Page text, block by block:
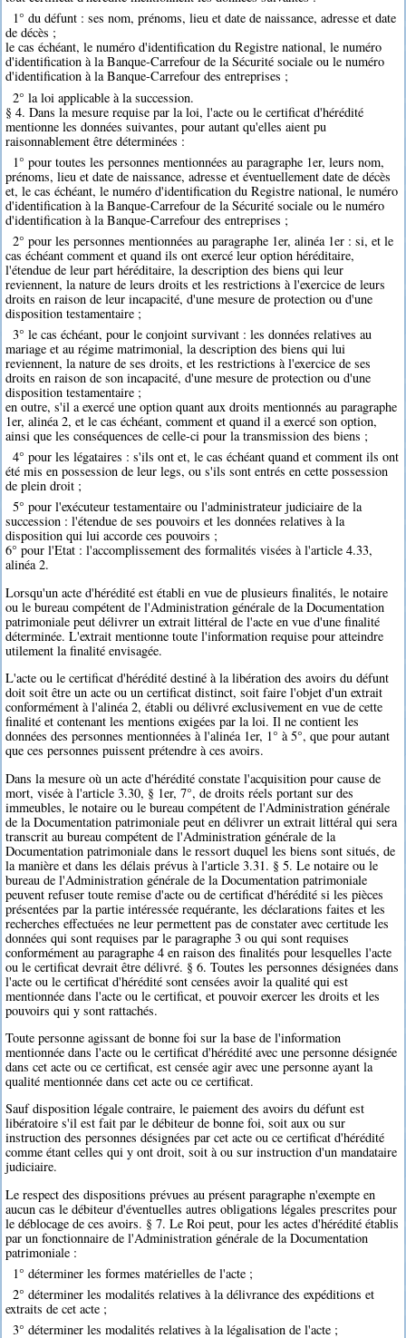
1° du défunt : ses nom, prénoms, lieu et date de naissance, adresse et date
de décès ;
le cas échéant, le numéro d'identification du Registre national, le numéro
d'identification à la Banque-Carrefour de la Sécurité sociale ou le numéro
d'identification à la Banque-Carrefour des entreprises ;
2° la loi applicable à la succession.
§ 4. Dans la mesure requise par la loi, l'acte ou le certificat d'hérédité
mentionne les données suivantes, pour autant qu'elles aient pu
raisonnablement être déterminées :
1° pour toutes les personnes mentionnées au paragraphe 1er, leurs nom,
prénoms, lieu et date de naissance, adresse et éventuellement date de décès
et, le cas échéant, le numéro d'identification du Registre national, le numéro
d'identification à la Banque-Carrefour de la Sécurité sociale ou le numéro
d'identification à la Banque-Carrefour des entreprises ;
2° pour les personnes mentionnées au paragraphe 1er, alinéa 1er : si, et le
cas échéant comment et quand ils ont exercé leur option héréditaire,
l'étendue de leur part héréditaire, la description des biens qui leur
reviennent, la nature de leurs droits et les restrictions à l'exercice de leurs
droits en raison de leur incapacité, d'une mesure de protection ou d'une
disposition testamentaire ;
3° le cas échéant, pour le conjoint survivant : les données relatives au
mariage et au régime matrimonial, la description des biens qui lui
reviennent, la nature de ses droits, et les restrictions à l'exercice de ses
droits en raison de son incapacité, d'une mesure de protection ou d'une
disposition testamentaire ;
en outre, s'il a exercé une option quant aux droits mentionnés au paragraphe
1er, alinéa 2, et le cas échéant, comment et quand il a exercé son option,
ainsi que les conséquences de celle-ci pour la transmission des biens ;
4° pour les légataires : s'ils ont et, le cas échéant quand et comment ils ont
été mis en possession de leur legs, ou s'ils sont entrés en cette possession
de plein droit ;
5° pour l'exécuteur testamentaire ou l'administrateur judiciaire de la
succession : l'étendue de ses pouvoirs et les données relatives à la
disposition qui lui accorde ces pouvoirs ;
6° pour l'Etat : l'accomplissement des formalités visées à l'article 4.33,
alinéa 2.
Lorsqu'un acte d'hérédité est établi en vue de plusieurs finalités, le notaire
ou le bureau compétent de l'Administration générale de la Documentation
patrimoniale peut délivrer un extrait littéral de l'acte en vue d'une finalité
déterminée. L'extrait mentionne toute l'information requise pour atteindre
utilement la finalité envisagée.
L'acte ou le certificat d'hérédité destiné à la libération des avoirs du défunt
doit soit être un acte ou un certificat distinct, soit faire l'objet d'un extrait
conformément à l'alinéa 2, établi ou délivré exclusivement en vue de cette
finalité et contenant les mentions exigées par la loi. Il ne contient les
données des personnes mentionnées à l'alinéa 1er, 1° à 5°, que pour autant
que ces personnes puissent prétendre à ces avoirs.
Dans la mesure où un acte d'hérédité constate l'acquisition pour cause de
mort, visée à l'article 3.30, § 1er, 7°, de droits réels portant sur des
immeubles, le notaire ou le bureau compétent de l'Administration générale
de la Documentation patrimoniale peut en délivrer un extrait littéral qui sera
transcrit au bureau compétent de l'Administration générale de la
Documentation patrimoniale dans le ressort duquel les biens sont situés, de
la manière et dans les délais prévus à l'article 3.31. § 5. Le notaire ou le
bureau de l'Administration générale de la Documentation patrimoniale
peuvent refuser toute remise d'acte ou de certificat d'hérédité si les pièces
présentées par la partie intéressée requérante, les déclarations faites et les
recherches effectuées ne leur permettent pas de constater avec certitude les
données qui sont requises par le paragraphe 3 ou qui sont requises
conformément au paragraphe 4 en raison des finalités pour lesquelles l'acte
ou le certificat devrait être délivré. § 6. Toutes les personnes désignées dans
l'acte ou le certificat d'hérédité sont censées avoir la qualité qui est
mentionnée dans l'acte ou le certificat, et pouvoir exercer les droits et les
pouvoirs qui y sont rattachés.
Toute personne agissant de bonne foi sur la base de l'information
mentionnée dans l'acte ou le certificat d'hérédité avec une personne désignée
dans cet acte ou ce certificat, est censée agir avec une personne ayant la
qualité mentionnée dans cet acte ou ce certificat.
Sauf disposition légale contraire, le paiement des avoirs du défunt est
libératoire s'il est fait par le débiteur de bonne foi, soit aux ou sur
instruction des personnes désignées par cet acte ou ce certificat d'hérédité
comme étant celles qui y ont droit, soit à ou sur instruction d'un mandataire
judiciaire.
Le respect des dispositions prévues au présent paragraphe n'exempte en
aucun cas le débiteur d'éventuelles autres obligations légales prescrites pour
le déblocage de ces avoirs. § 7. Le Roi peut, pour les actes d'hérédité établis
par un fonctionnaire de l'Administration générale de la Documentation
patrimoniale :
1° déterminer les formes matérielles de l'acte ;
2° déterminer les modalités relatives à la délivrance des expéditions et
extraits de cet acte ;
3° déterminer les modalités relatives à la légalisation de l'acte ;